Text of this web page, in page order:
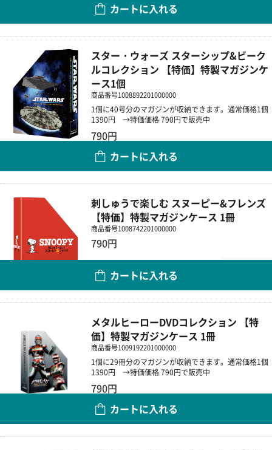
カートに入れる
スター・ウォーズ スターシップ&ビーク
ルコレクション 【特価】特製マガジンケ
ース1個
商品番号1008892201000000
1個に40号分のマガジンが収納できます。通常価格1個
1390円 →特価価格 790円で販売中
790円
カートに入れる
刺しゅうで楽しむ スヌーピー&フレンズ
【特価】特製マガジンケース 1冊
商品番号1008742201000000
790円
カートに入れる
メタルヒーローDVDコレクション 【特
価】特製マガジンケース 1冊
商品番号1009192201000000
1個に29冊分のマガジンが収納できます。通常価格1個
1390円 →特価価格 790円で販売中
790円
カートに入れる